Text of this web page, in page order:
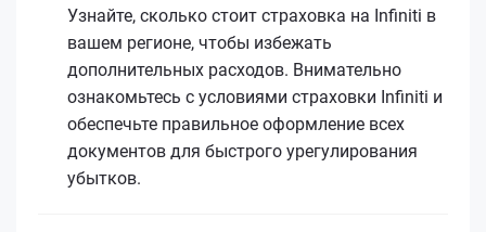
Узнайте, сколько стоит страховка на Infiniti в
вашем регионе, чтобы избежать
дополнительных расходов. Внимательно
ознакомьтесь с условиями страховки Infiniti и
обеспечьте правильное оформление всех
документов для быстрого урегулирования
убытков.